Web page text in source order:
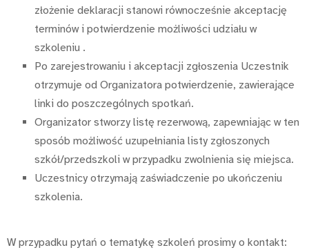
złożenie deklaracji stanowi równocześnie akceptację
terminów i potwierdzenie możliwości udziału w
szkoleniu .
Po zarejestrowaniu i akceptacji zgłoszenia Uczestnik
otrzymuje od Organizatora potwierdzenie, zawierające
linki do poszczególnych spotkań.
Organizator stworzy listę rezerwową, zapewniając w ten
sposób możliwość uzupełniania listy zgłoszonych
szkół/przedszkoli w przypadku zwolnienia się miejsca.
Uczestnicy otrzymają zaświadczenie po ukończeniu
szkolenia.
W przypadku pytań o tematykę szkoleń prosimy o kontakt: